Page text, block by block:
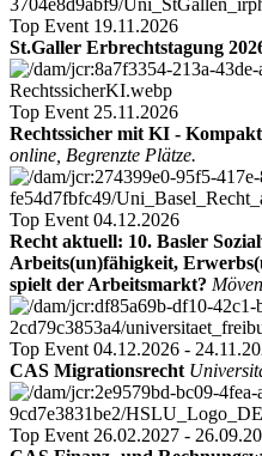
Top Event 19.11.2026
St.Galler Erbrechtstagung
Top Event 25.11.2026
Rechtssicher mit KI -
online, Begrenzte Plätze.
Top Event 04.12.2026
Recht aktuell: 10. Basler
Arbeits(un)fähigkeit,
spielt der Arbeitsmarkt?
Top Event 04.12.2026 -
CAS Migrationsrecht
Top Event 26.02.2027 -